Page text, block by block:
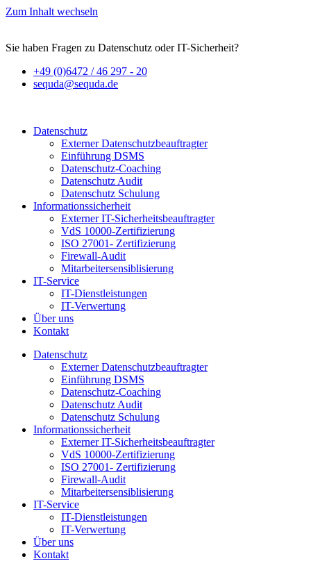
Zum Inhalt wechseln
Sie haben Fragen zu Datenschutz oder IT-Sicherheit?
+49 (0)6472 / 46 297 - 20
sequda@sequda.de
Datenschutz
Externer Datenschutzbeauftragter
Einführung DSMS
Datenschutz-Coaching
Datenschutz Audit
Datenschutz Schulung
Informationssicherheit
Externer IT-Sicherheitsbeauftragter
VdS 10000-Zertifizierung
ISO 27001- Zertifizierung
Firewall-Audit
Mitarbeitersensiblisierung
IT-Service
IT-Dienstleistungen
IT-Verwertung
Über uns
Kontakt
Datenschutz
Externer Datenschutzbeauftragter
Einführung DSMS
Datenschutz-Coaching
Datenschutz Audit
Datenschutz Schulung
Informationssicherheit
Externer IT-Sicherheitsbeauftragter
VdS 10000-Zertifizierung
ISO 27001- Zertifizierung
Firewall-Audit
Mitarbeitersensiblisierung
IT-Service
IT-Dienstleistungen
IT-Verwertung
Über uns
Kontakt